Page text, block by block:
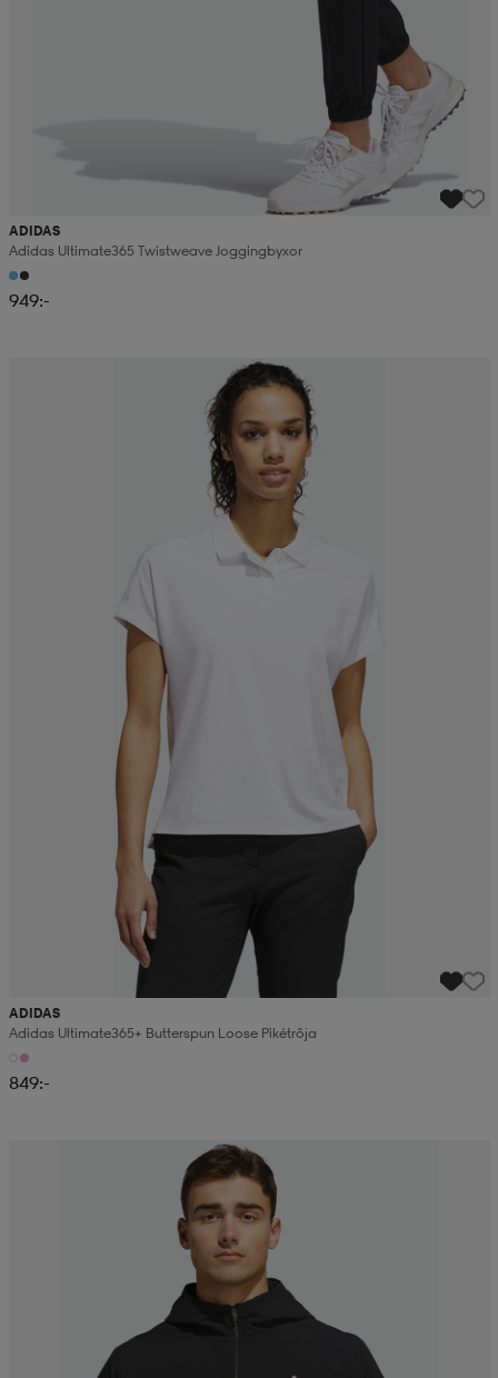
ADIDAS
Adidas Ultimate365 Twistweave Joggingbyxor
949:-
ADIDAS
Adidas Ultimate365+ Butterspun Loose Pikétröja
849:-